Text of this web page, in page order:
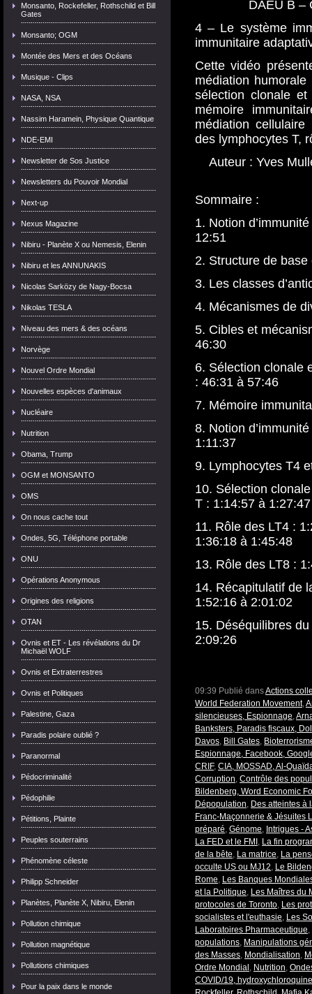
Monsanto, Rockefeller, Rothschild et Bill
Gates
Monsanto; OGM
Montée des Mers et des Océans
Musique - Clips
NASA, NSA
Nassim Haramein, Physique Quantique
NDE-EMI
Newsletter de Sos Justice
Newsletters du Pouvoir Mondial
Next-up
Nexus Magazine
Nibiru - Planète X ou Nemesis, Elenin
Nibiru et les ANNUNAKIS
Nicolas Sarközy de Nagy-Bocsa
Nikolas TESLA
Niveau des mers & des océans
Norvège
Nouvel Ordre Mondial
Nouvelles espèces d'animaux
Nucléaire
Nutrition
Obama, Trump
OGM et MONSANTO
OMS
On nous cache tout
Ondes, 5G, Téléphone portable
ONU
Opérations Anonymous
Origines des religions
OTAN
Ovnis et ET - Les révélations du Dr
Michaël WOLF
Ovnis et Extraterrestres
Ovnis et Politiques
Palestine, Gaza
Paradis polaire oublié ?
Paranormal
Pédocriminalité
Pédophilie
Pétitions, Plainte
Peuples souterrains
Phénomène céleste
Philipp Schneider
Planètes, Planète X, Nibiru, Elenin
Pollution chimique
Pollution magnétique
Pollutions chimiques
Pour la paix dans le monde
DAEU B –
4 – Le système
immunitaire
Cette vidéo
médiation
sélection clonale
mémoire
médiation
des lymphocytes T,
Auteur : Yves
Sommaire :
1. Notion
12:51
2. Structure de
3. Les classes
4. Mécanismes de
5. Cibles et
46:30
6. Sélection clonale
: 46:31 à 57:46
7. Mémoire
8. Notion
1:11:37
9. Lymphocytes T4
10. Sélection
T : 1:14:57 à 1:27:47
11. Rôle des LT4 :
1:36:18 à 1:45:48
13. Rôle des LT8 :
14. Récapitulatif de
1:52:16 à 2:01:02
15. Déséquilibres
2:09:26
09:39 Publié dansActions
World Federation Movement,
silencieuses, Espionnage
Banksters, Paradis fiscaux,
Davos Bill Gates
Espionnage, Facebook,
CRIF, CIA, MOSSAD, Al-
Corruption Contrôle des
Bildenberg, Word Economic
Dépopulation Des atteintes à
Franc-Maçonnerie & Jésuites
préparé Génome Intrigues -
La FED et le FMI La fin
de la bête La matrice La
occulte US ou MJ12 Le
Rome Les Banques
et la Politique Les Maîtres du
protocoles de Toronto Les
socialistes et l'euthasie Les
Laboratoires Pharmaceutique
populations Manipulations
des Masses Mondialisation
Ordre Mondial Nutrition
COVID/19, hydroxychloroquine